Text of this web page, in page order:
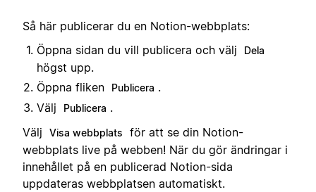
Så här publicerar du en Notion-webbplats:
Öppna sidan du vill publicera och välj
Dela
högst upp.
Öppna fliken
Publicera .
Välj
Publicera .
Välj
Visa webbplats
för att se din Notion-
webbplats live på webben! När du gör ändringar i
innehållet på en publicerad Notion-sida
uppdateras webbplatsen automatiskt.